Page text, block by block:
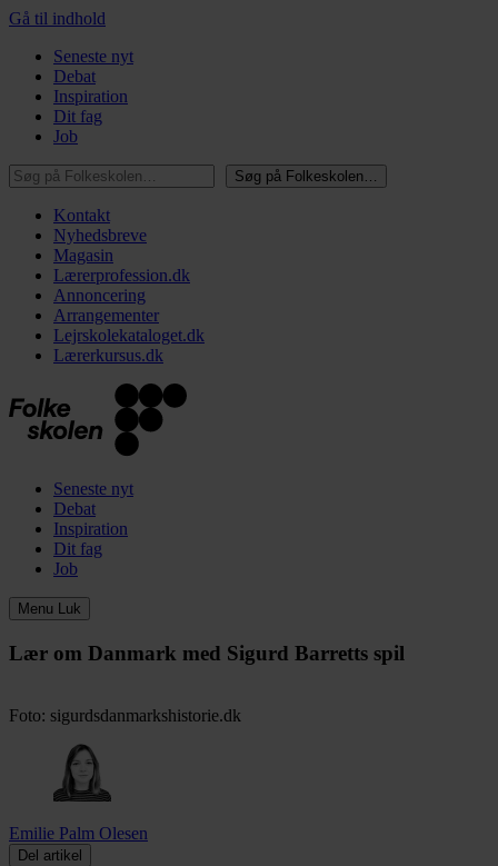
Gå til indhold
Seneste nyt
Debat
Inspiration
Dit fag
Job
Søg på Folkeskolen…
Søg på Folkeskolen…
Kontakt
Nyhedsbreve
Magasin
Lærerprofession.dk
Annoncering
Arrangementer
Lejrskolekataloget.dk
Lærerkursus.dk
Seneste nyt
Debat
Inspiration
Dit fag
Job
Menu Luk
Lær om Danmark med Sigurd Barretts spil
Foto: sigurdsdanmarkshistorie.dk
Emilie Palm Olesen
Del artikel